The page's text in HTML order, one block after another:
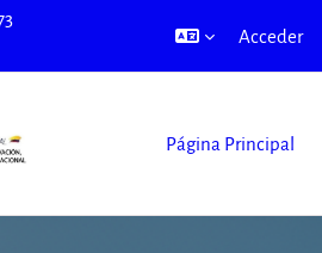
Acceder
Página Principal